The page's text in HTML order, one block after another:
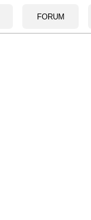
FORUM